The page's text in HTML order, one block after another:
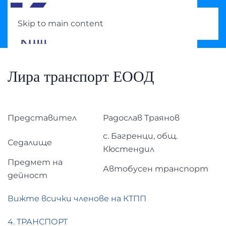
Skip to main content
Лира транспорт ЕООД
Представител Радослав Траянов
Седалище
с. Багренци, общ.
Кюстендил
Предмет на
дейност
Автобусен транспорт
Вижте всички членове на КТПП
4. ТРАНСПОРТ